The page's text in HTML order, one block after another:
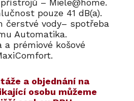
– Miele@home.
pouze 41 dB(a).
čerstvé vody– spotřeba
Automatika.
prémiové košové
a objednání na
osobu můžeme